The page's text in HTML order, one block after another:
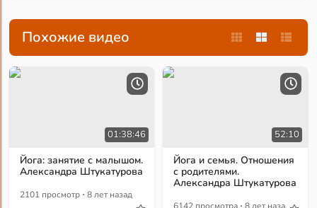
Похожие видео
01:38:46
Йога: занятие с малышом.
Александра Штукатурова
2101 просмотр · 8 лет назад
52:10
Йога и семья. Отношения
с родителями.
Александра Штукатурова